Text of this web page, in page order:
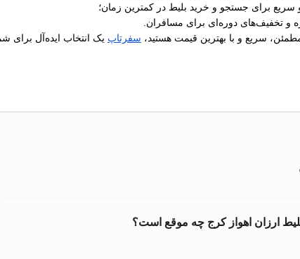
سریع برای جستجو و خرید بلیط در کمترین زمان؛
و تخفیف‌های دوره‌ای برای مسافران.
سریع و با بهترین قیمت هستید، سفرتاپ یک انتخاب ایده‌آل برای
ارزان اهواز کرج چه موقع است؟